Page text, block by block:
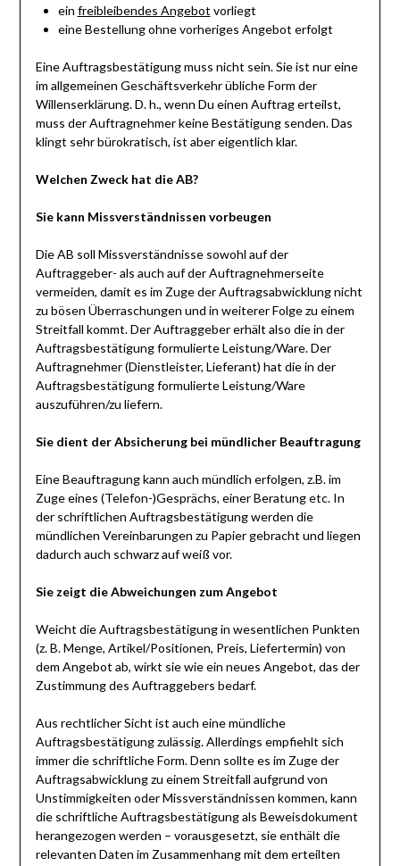
ein freibleibendes Angebot vorliegt
eine Bestellung ohne vorheriges Angebot erfolgt
Eine Auftragsbestätigung muss nicht sein. Sie ist nur eine
im allgemeinen Geschäftsverkehr übliche Form der
Willenserklärung. D. h., wenn Du einen Auftrag erteilst,
muss der Auftragnehmer keine Bestätigung senden. Das
klingt sehr bürokratisch, ist aber eigentlich klar.
Welchen Zweck hat die AB?
Sie kann Missverständnissen vorbeugen
Die AB soll Missverständnisse sowohl auf der
Auftraggeber- als auch auf der Auftragnehmerseite
vermeiden, damit es im Zuge der Auftragsabwicklung nicht
zu bösen Überraschungen und in weiterer Folge zu einem
Streitfall kommt. Der Auftraggeber erhält also die in der
Auftragsbestätigung formulierte Leistung/Ware. Der
Auftragnehmer (Dienstleister, Lieferant) hat die in der
Auftragsbestätigung formulierte Leistung/Ware
auszuführen/zu liefern.
Sie dient der Absicherung bei mündlicher Beauftragung
Eine Beauftragung kann auch mündlich erfolgen, z.B. im
Zuge eines (Telefon-)Gesprächs, einer Beratung etc. In
der schriftlichen Auftragsbestätigung werden die
mündlichen Vereinbarungen zu Papier gebracht und liegen
dadurch auch schwarz auf weiß vor.
Sie zeigt die Abweichungen zum Angebot
Weicht die Auftragsbestätigung in wesentlichen Punkten
(z. B. Menge, Artikel/Positionen, Preis, Liefertermin) von
dem Angebot ab, wirkt sie wie ein neues Angebot, das der
Zustimmung des Auftraggebers bedarf.
Aus rechtlicher Sicht ist auch eine mündliche
Auftragsbestätigung zulässig. Allerdings empfiehlt sich
immer die schriftliche Form. Denn sollte es im Zuge der
Auftragsabwicklung zu einem Streitfall aufgrund von
Unstimmigkeiten oder Missverständnissen kommen, kann
die schriftliche Auftragsbestätigung als Beweisdokument
herangezogen werden – vorausgesetzt, sie enthält die
relevanten Daten im Zusammenhang mit dem erteilten